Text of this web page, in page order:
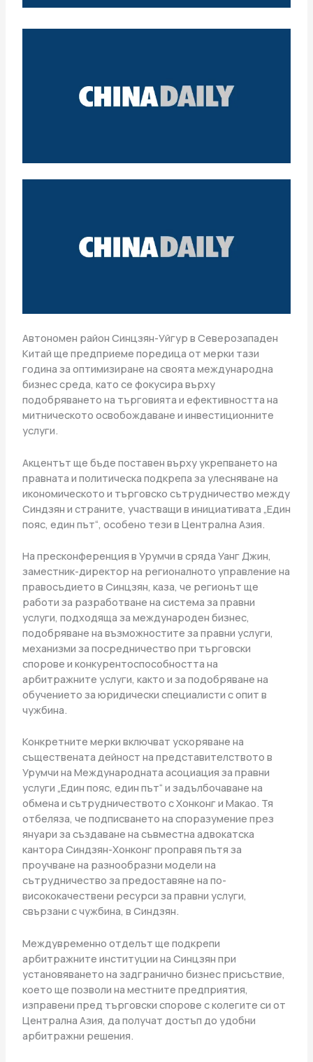
Автономен район Синцзян-Уйгур в Северозападен
Китай ще предприеме поредица от мерки тази
година за оптимизиране на своята международна
бизнес среда, като се фокусира върху
подобряването на търговията и ефективността на
митническото освобождаване и инвестиционните
услуги.
Акцентът ще бъде поставен върху укрепването на
правната и политическа подкрепа за улесняване на
икономическото и търговско сътрудничество между
Синдзян и страните, участващи в инициативата „Един
пояс, един път“, особено тези в Централна Азия.
На пресконференция в Урумчи в сряда Уанг Джин,
заместник-директор на регионалното управление на
правосъдието в Синцзян, каза, че регионът ще
работи за разработване на система за правни
услуги, подходяща за международен бизнес,
подобряване на възможностите за правни услуги,
механизми за посредничество при търговски
спорове и конкурентоспособността на
арбитражните услуги, както и за подобряване на
обучението за юридически специалисти с опит в
чужбина.
Конкретните мерки включват ускоряване на
съществената дейност на представителството в
Урумчи на Международната асоциация за правни
услуги „Един пояс, един път“ и задълбочаване на
обмена и сътрудничеството с Хонконг и Макао. Тя
отбеляза, че подписването на споразумение през
януари за създаване на съвместна адвокатска
кантора Синдзян-Хонконг проправя пътя за
проучване на разнообразни модели на
сътрудничество за предоставяне на по-
висококачествени ресурси за правни услуги,
свързани с чужбина, в Синдзян.
Междувременно отделът ще подкрепи
арбитражните институции на Синцзян при
установяването на задгранично бизнес присъствие,
което ще позволи на местните предприятия,
изправени пред търговски спорове с колегите си от
Централна Азия, да получат достъп до удобни
арбитражни решения.